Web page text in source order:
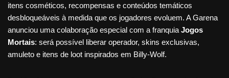
itens cosméticos, recompensas e conteúdos temáticos
desbloqueáveis à medida que os jogadores evoluem. A Garena
anunciou uma colaboração especial com a franquia Jogos
Mortais: será possível liberar operador, skins exclusivas,
amuleto e itens de loot inspirados em Billy-Wolf.